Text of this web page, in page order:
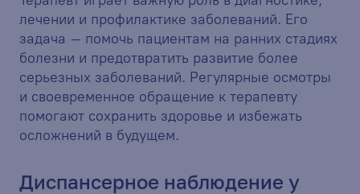
лечении и профилактике заболеваний. Его
задача – помочь пациентам на ранних стадиях
болезни и предотвратить развитие более
серьезных заболеваний. Регулярные осмотры
и своевременное обращение к терапевту
помогают сохранить здоровье и избежать
осложнений в будущем.
Диспансерное наблюдение у